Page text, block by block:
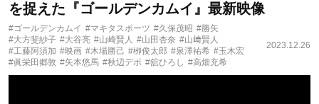
を捉えた『ゴールデンカムイ』最新映像
#ゴールデンカムイ #マキタスポーツ #久保茂昭 #勝矢
#大方斐紗子 #大谷亮 #山崎賢人 #山田杏奈 #山﨑賢人
#工藤阿須加 #映画 #木場勝己 #栁俊太郎 #泉澤祐希 #玉木宏
#眞栄田郷敦 #矢本悠馬 #秋辺デボ #舘ひろし #高畑充希
2023.12.26